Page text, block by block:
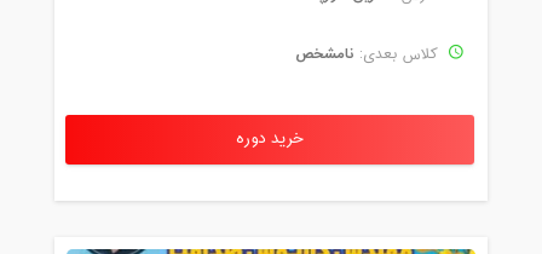
کلاس بعدی: نامشخص
خرید دوره